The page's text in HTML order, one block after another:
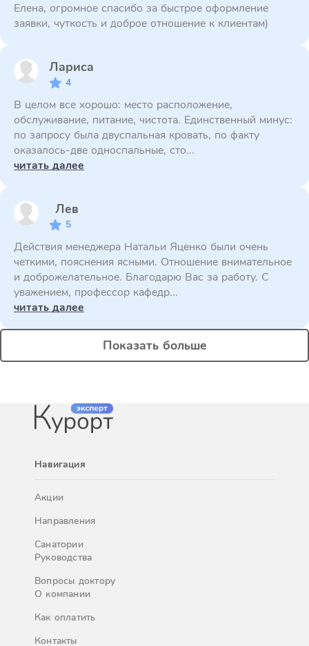
Елена, огромное спасибо за быстрое оформление
заявки, чуткость и доброе отношение к клиентам)
Лариса
4
В целом все хорошо: место расположение,
обслуживание, питание, чистота. Единственный минус:
по запросу была двуспальная кровать, по факту
оказалось-две односпальные, сто...
читать далее
Лев
5
Действия менеджера Натальи Яценко были очень
четкими, пояснения ясными. Отношение внимательное
и доброжелательное. Благодарю Вас за работу. С
уважением, профессор кафедр...
читать далее
Показать больше
Навигация
Акции
Направления
Санатории
Руководства
Вопросы доктору
О компании
Как оплатить
Контакты